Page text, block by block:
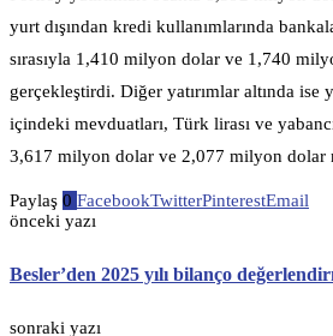
yurt dışından kredi kullanımlarında
sırasıyla 1,410 milyon dolar ve 1,740
gerçekleştirdi. Diğer yatırımlar altında ise
içindeki mevduatları, Türk lirası ve
3,617 milyon dolar ve 2,077 milyon dolar
Paylaş 0 FacebookTwitterPinterestEmail
önceki yazı
Besler’den 2025 yılı bilanço
sonraki yazı